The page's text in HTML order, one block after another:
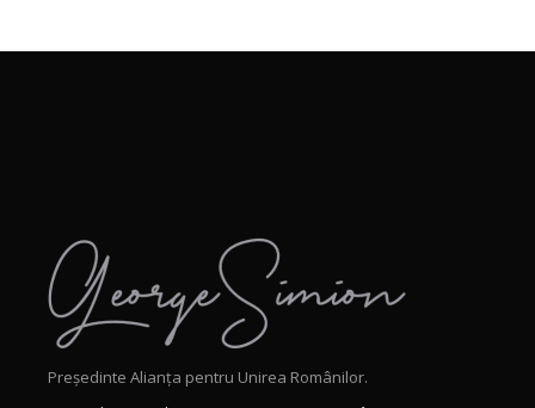
Președinte Alianța pentru Unirea Românilor.